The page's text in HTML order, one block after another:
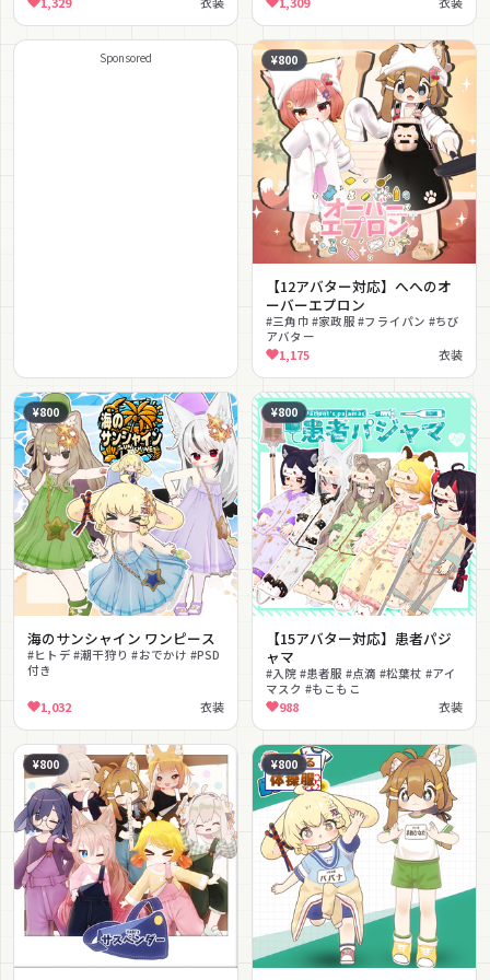
Sponsored ¥800
【12アバター対応】へへのオ
ーバーエプロン
#三角巾 #家政服 #フライパン #ちび
アバター
1,175 衣装
¥800
海のサンシャイン ワンピース
#ヒトデ #潮干狩り #おでかけ #PSD
付き
1,032 衣装
¥800
【15アバター対応】患者パジ
ャマ
#入院 #患者服 #点滴 #松葉杖 #アイ
マスク #もこもこ
988 衣装
¥800 ¥800